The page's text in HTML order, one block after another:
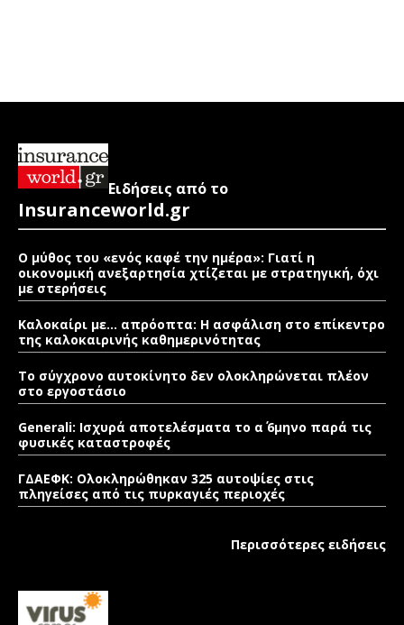
Ειδήσεις από το
Insuranceworld.gr
Ο μύθος του «ενός καφέ την ημέρα»: Γιατί η
οικονομική ανεξαρτησία χτίζεται με στρατηγική, όχι
με στερήσεις
Καλοκαίρι με… απρόοπτα: Η ασφάλιση στο επίκεντρο
της καλοκαιρινής καθημερινότητας
Το σύγχρονο αυτοκίνητο δεν ολοκληρώνεται πλέον
στο εργοστάσιο
Generali: Ισχυρά αποτελέσματα το α΄ 6μηνο παρά τις
φυσικές καταστροφές
ΓΔΑΕΦΚ: Ολοκληρώθηκαν 325 αυτοψίες στις
πληγείσες από τις πυρκαγιές περιοχές
Περισσότερες ειδήσεις